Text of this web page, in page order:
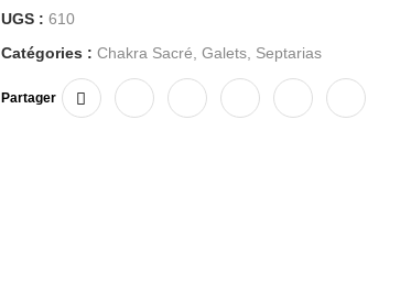
UGS : 610
Catégories : Chakra Sacré Galets, Septarias
Partager